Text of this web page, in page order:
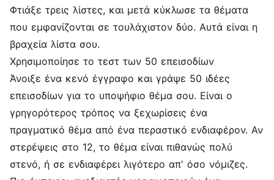
Φτιάξε τρεις λίστες, και μετά κύκλωσε τα θέματα
που εμφανίζονται σε τουλάχιστον δύο. Αυτά είναι η
βραχεία λίστα σου.
Χρησιμοποίησε το τεστ των 50 επεισοδίων
Άνοιξε ένα κενό έγγραφο και γράψε 50 ιδέες
επεισοδίων για το υποψήφιο θέμα σου. Είναι ο
γρηγορότερος τρόπος να ξεχωρίσεις ένα
πραγματικό θέμα από ένα περαστικό ενδιαφέρον. Αν
στερέψεις στο 12, το θέμα είναι πιθανώς πολύ
στενό, ή σε ενδιαφέρει λιγότερο απ' όσο νόμιζες.